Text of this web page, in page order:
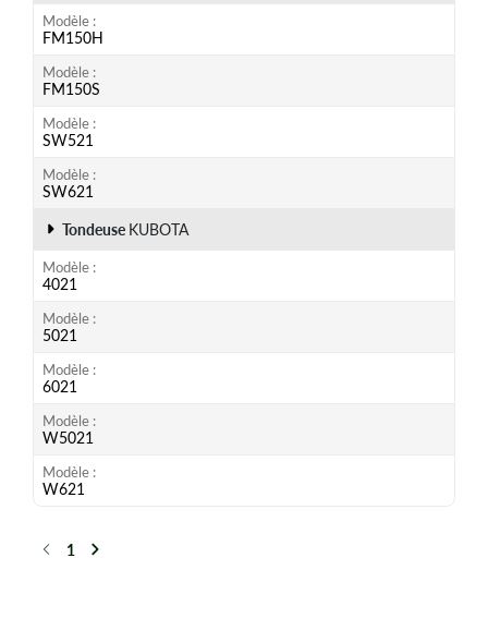
Modèle
FM150H
Modèle
FM150S
Modèle
SW521
Modèle
SW621
Tondeuse KUBOTA
Modèle
4021
Modèle
5021
Modèle
6021
Modèle
W5021
Modèle
W621
Précédent
1 Suivant